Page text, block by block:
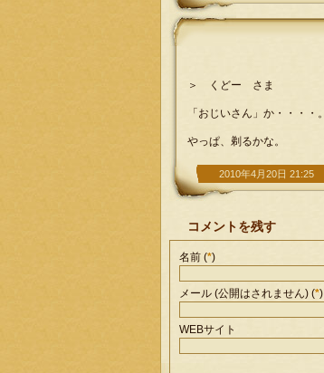
＞ くどー さま
「おじいさん」か・・・・。
やっぱ、剃るかな。
2010年4月20日 21:25
コメントを残す
名前 (*)
メール (公開はされません) (*)
WEBサイト